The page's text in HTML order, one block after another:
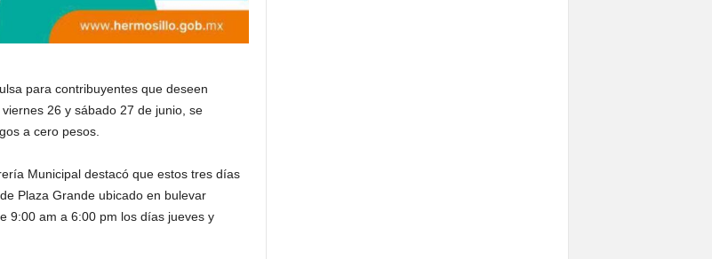
para contribuyentes que deseen
26 y sábado 27 de junio, se
a cero pesos.
Municipal destacó que estos tres días
Plaza Grande ubicado en bulevar
9:00 am a 6:00 pm los días jueves y